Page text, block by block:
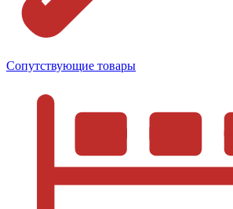
Сопутствующие товары